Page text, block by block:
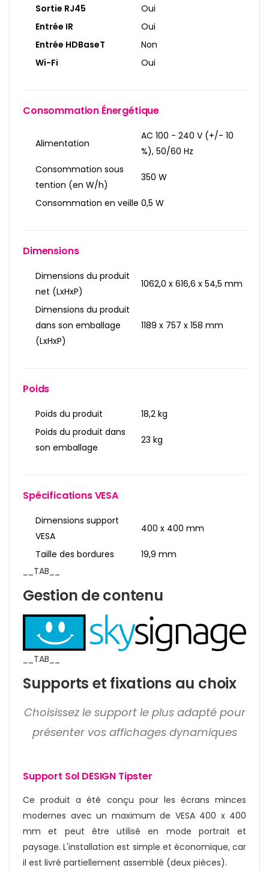
Sortie RJ45
Oui
Entrée IR
Oui
Entrée HDBaseT
Non
Wi-Fi
Oui
Consommation Énergétique
Alimentation
AC 100 - 240 V (+/- 10
%), 50/60 Hz
Consommation sous
tention (en W/h)
350 W
Consommation en veille 0,5 W
Dimensions
Dimensions du produit
net (LxHxP)
1062,0 x 616,6 x 54,5 mm
Dimensions du produit
dans son emballage
(LxHxP)
1189 x 757 x 158 mm
Poids
Poids du produit
18,2 kg
Poids du produit dans
son emballage
23 kg
Spécifications VESA
Dimensions support
VESA
400 x 400 mm
Taille des bordures
19,9 mm
__TAB__
Gestion de contenu
__TAB__
Supports et fixations au choix
Choisissez le support le plus adapté pour
présenter vos affichages dynamiques
Support Sol DESIGN Tipster
Ce produit a été conçu pour les écrans minces
modernes avec un maximum de VESA 400 x 400
mm et peut être utilisé en mode portrait et
paysage. L'installation est simple et économique, car
il est livré partiellement assemblé (deux pièces).